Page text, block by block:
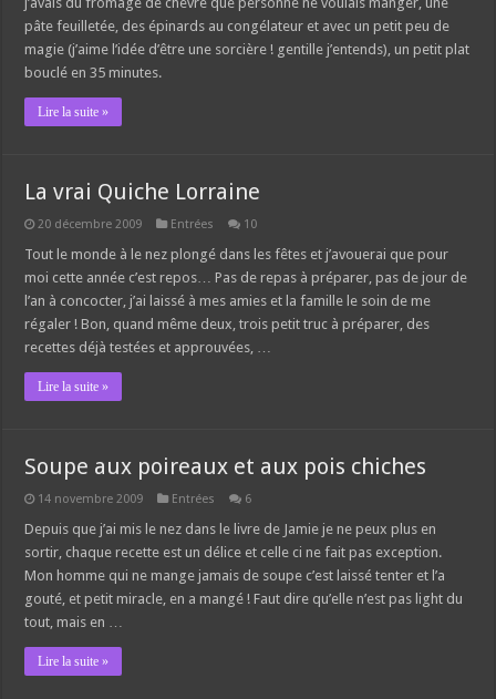
pâte feuilletée, des épinards au congélateur et avec un petit peu de
magie (j’aime l’idée d’être une sorcière ! gentille j’entends), un petit plat
bouclé en 35 minutes.
Lire la suite »
La vrai Quiche Lorraine
20 décembre 2009 Entrées 10
Tout le monde à le nez plongé dans les fêtes et j’avouerai que pour
moi cette année c’est repos… Pas de repas à préparer, pas de jour de
l’an à concocter, j’ai laissé à mes amies et la famille le soin de me
régaler ! Bon, quand même deux, trois petit truc à préparer, des
recettes déjà testées et approuvées, …
Lire la suite »
Soupe aux poireaux et aux pois chiches
14 novembre 2009 Entrées 6
Depuis que j’ai mis le nez dans le livre de Jamie je ne peux plus en
sortir, chaque recette est un délice et celle ci ne fait pas exception.
Mon homme qui ne mange jamais de soupe c’est laissé tenter et l’a
gouté, et petit miracle, en a mangé ! Faut dire qu’elle n’est pas light du
tout, mais en …
Lire la suite »